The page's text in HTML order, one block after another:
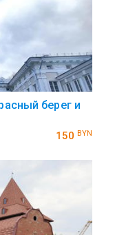
берег и
150 BYN